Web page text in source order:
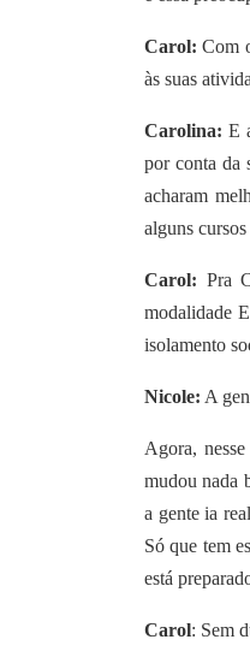
Carol: Com
às suas
Carolina: E
por conta da
acharam
alguns
Carol: Pra
modalidade
isolamento
Nicole: A
Agora,
mudou nada
a gente ia
Só que tem
está
Carol: Sem